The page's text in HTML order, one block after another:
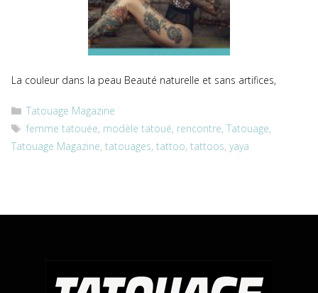
La couleur dans la peau Beauté naturelle et sans artifices,
Catégories
Tatouage Magazine
Étiquettes
femme tatouée, modèle tatoué, rencontre,Tatouage,
Tatouage Magazine, tatouages, tattoo, tattoos, yaya